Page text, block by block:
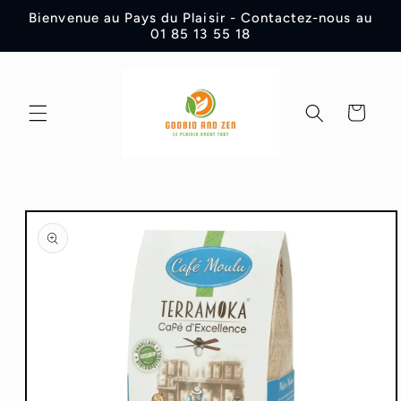
passer
contenu
Bienvenue au Pays du Plaisir - Contactez-nous au
01 85 13 55 18
Panier
Passer aux
informations
produits